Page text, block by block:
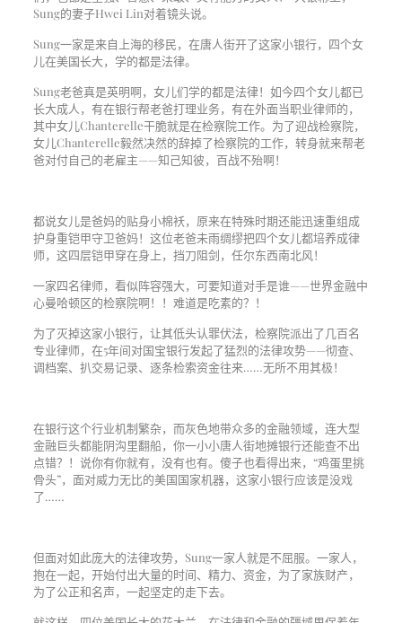
Sung的妻子Hwei Lin对着镜头说。
Sung一家是来自上海的移民，在唐人街开了这家小银行，四个女
儿在美国长大，学的都是法律。
Sung老爸真是英明啊，女儿们学的都是法律！如今四个女儿都已
长大成人，有在银行帮老爸打理业务，有在外面当职业律师的，
其中女儿Chanterelle干脆就是在检察院工作。为了迎战检察院，
女儿Chanterelle毅然决然的辞掉了检察院的工作，转身就来帮老
爸对付自己的老雇主——知己知彼，百战不殆啊！
都说女儿是爸妈的贴身小棉袄，原来在特殊时期还能迅速重组成
护身重铠甲守卫爸妈！这位老爸未雨绸缪把四个女儿都培养成律
师，这四层铠甲穿在身上，挡刀阻剑，任尔东西南北风！
一家四名律师，看似阵容强大，可要知道对手是谁——世界金融中
心曼哈顿区的检察院啊！！难道是吃素的？！
为了灭掉这家小银行，让其低头认罪伏法，检察院派出了几百名
专业律师，在5年间对国宝银行发起了猛烈的法律攻势——彻查、
调档案、扒交易记录、逐条检索资金往来……无所不用其极！
在银行这个行业机制繁杂，而灰色地带众多的金融领域，连大型
金融巨头都能阴沟里翻船，你一小小唐人街地摊银行还能查不出
点错？！说你有你就有，没有也有。傻子也看得出来，“鸡蛋里挑
骨头”，面对威力无比的美国国家机器，这家小银行应该是没戏
了……
但面对如此庞大的法律攻势，Sung一家人就是不屈服。一家人，
抱在一起，开始付出大量的时间、精力、资金，为了家族财产，
为了公正和名声，一起坚定的走下去。